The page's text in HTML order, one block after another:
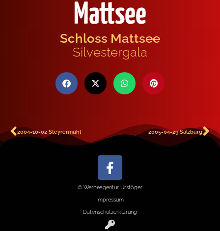
Mattsee
Schloss Mattsee
Silvestergala
2004-10-02 Steyrermühl 2005-04-29 Salzburg
© Werbeagentur Urstöger
Impressum
Datenschutzerklärung